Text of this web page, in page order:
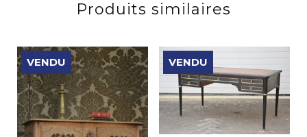
Produits similaires
VENDU VENDU